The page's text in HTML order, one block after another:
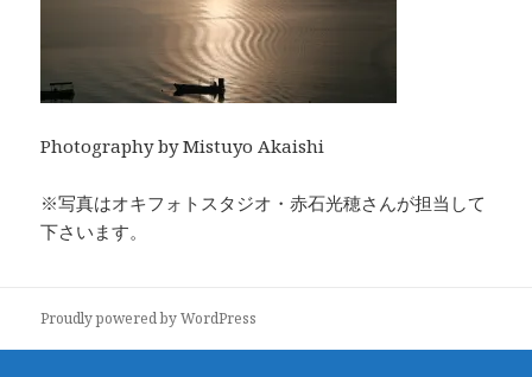
Photography by Mistuyo Akaishi
※写真はオキフォトスタジオ・赤石光穂さんが担当して
下さいます。
Proudly powered by WordPress